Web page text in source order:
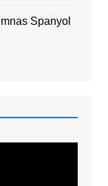
Spanyol